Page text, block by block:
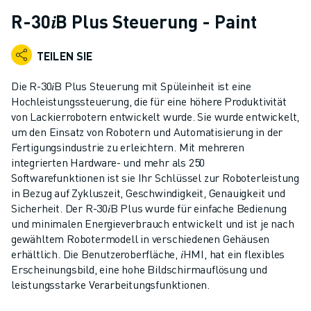
ROBOTERPALETTE
ROBOTER-STEUERUNGEN
ROBOTER-ZUBEHÖR
ROBOTER-SOFTWARE
SIMULATIONSSOFTWARE
ROBOTIK-PRODUKTE FÜR DEN BILDUNGSBEREICH
ROBOTER-AUTOMATISIERUNG
KOMPAKTE CNC-BEARBEITUNGSZENTREN
ROBODRILL-FILTER
ROBODRILL KOMPAKTE CNC-BEARBEITUNGSZENTREN
ROBODRILL HARDWARE
ROBODRILL SOFTWARE
ROBODRILL VORBEUGENDE WARTUNG
ROBODRILL NACHHALTIGKEIT
ROBODRILL ROBOTER-PAKET
R-30𝑖B Plus Steuerung - Paint
TEILEN SIE
Die R-30𝑖B Plus Steuerung mit Spüleinheit ist eine
Hochleistungssteuerung, die für eine höhere Produktivität
von Lackierrobotern entwickelt wurde. Sie wurde entwickelt,
um den Einsatz von Robotern und Automatisierung in der
Fertigungsindustrie zu erleichtern. Mit mehreren
integrierten Hardware- und mehr als 250
Softwarefunktionen ist sie Ihr Schlüssel zur Roboterleistung
in Bezug auf Zykluszeit, Geschwindigkeit, Genauigkeit und
Sicherheit. Der R-30𝑖B Plus wurde für einfache Bedienung
und minimalen Energieverbrauch entwickelt und ist je nach
gewähltem Robotermodell in verschiedenen Gehäusen
erhältlich. Die Benutzeroberfläche, 𝑖HMI, hat ein flexibles
Erscheinungsbild, eine hohe Bildschirmauflösung und
leistungsstarke Verarbeitungsfunktionen.